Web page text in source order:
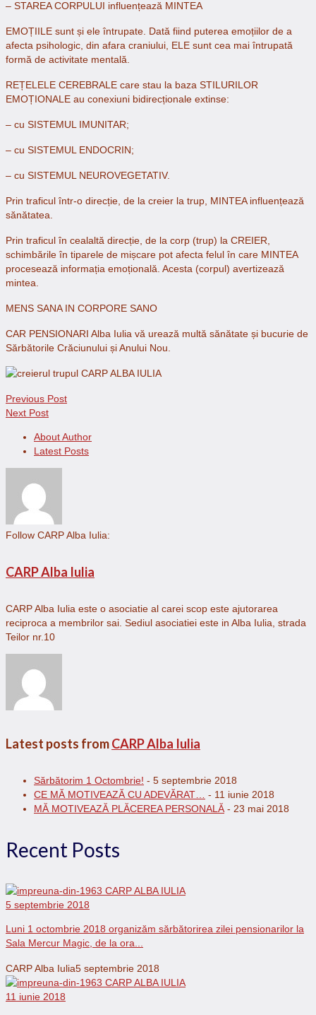
– STAREA CORPULUI influențează MINTEA
EMOȚIILE sunt și ele întrupate. Dată fiind puterea emoțiilor de a
afecta psihologic, din afara craniului, ELE sunt cea mai întrupată
formă de activitate mentală.
REȚELELE CEREBRALE care stau la baza STILURILOR
EMOȚIONALE au conexiuni bidirecționale extinse:
– cu SISTEMUL IMUNITAR;
– cu SISTEMUL ENDOCRIN;
– cu SISTEMUL NEUROVEGETATIV.
Prin traficul într-o direcție, de la creier la trup, MINTEA influențează
sănătatea.
Prin traficul în cealaltă direcție, de la corp (trup) la CREIER,
schimbările în tiparele de mișcare pot afecta felul în care MINTEA
procesează informația emoțională. Acesta (corpul) avertizează
mintea.
MENS SANA IN CORPORE SANO
CAR PENSIONARI Alba Iulia vă urează multă sănătate și bucurie de
Sărbătorile Crăciunului și Anului Nou.
Previous Post
Next Post
About Author
Latest Posts
Follow CARP Alba Iulia:
CARP Alba Iulia
CARP Alba Iulia este o asociatie al carei scop este ajutorarea
reciproca a membrilor sai. Sediul asociatiei este in Alba Iulia, strada
Teilor nr.10
Latest posts fromCARP Alba Iulia
Sărbătorim 1 Octombrie! - 5 septembrie 2018
CE MĂ MOTIVEAZĂ CU ADEVĂRAT… - 11 iunie 2018
MĂ MOTIVEAZĂ PLĂCEREA PERSONALĂ - 23 mai 2018
Recent Posts
5 septembrie 2018
Luni 1 octombrie 2018 organizăm sărbătorirea zilei pensionarilor la
Sala Mercur Magic, de la ora...
CARP Alba Iulia5 septembrie 2018
11 iunie 2018